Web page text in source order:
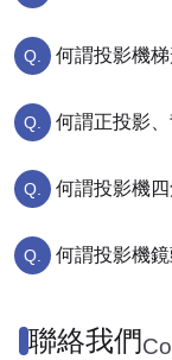
何謂投影機
何謂正投影
何謂投影機
何謂投影機
聯絡我們